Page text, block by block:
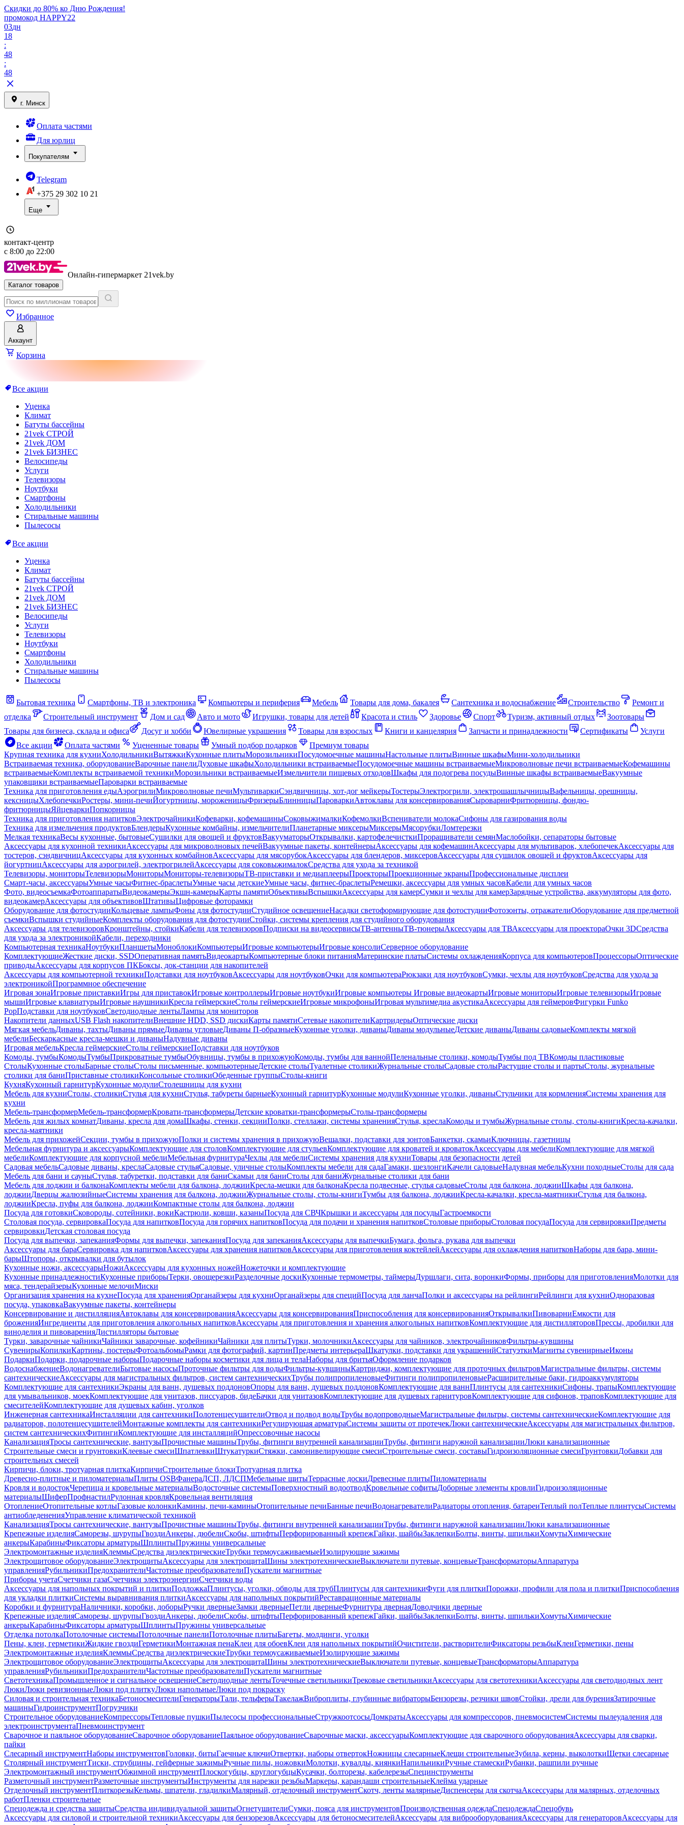
Скидки до 80% ко Дню Рождения!
промокод HAPPY22
03дн
18
:
48
:
48
г. Минск
Оплата частями
Для юрлиц
Покупателям
Telegram
+375 29 302 10 21
Еще
контакт-центр
с 8:00 до 22:00
Онлайн-гипермаркет 21vek.by
Каталог товаров
Избранное
Аккаунт
Корзина
Все акции
Уценка
Климат
Батуты бассейны
21vek СТРОЙ
21vek ДОМ
21vek БИЗНЕС
Велосипеды
Услуги
Телевизоры
Ноутбуки
Смартфоны
Холодильники
Стиральные машины
Пылесосы
Все акции
Уценка
Климат
Батуты бассейны
21vek СТРОЙ
21vek ДОМ
21vek БИЗНЕС
Велосипеды
Услуги
Телевизоры
Ноутбуки
Смартфоны
Холодильники
Стиральные машины
Пылесосы
Бытовая техника Смартфоны, ТВ и электроника Компьютеры и периферия Мебель Товары для дома, бакалея Сантехника и водоснабжение Строительство
Ремонт и
отделка
Строительный инструмент Дом и сад Авто и мото Игрушки, товары для детей Красота и стиль Здоровье Спорт Туризм, активный отдых
Зоотовары
Товары для бизнеса, склада и офиса
Досуг и хобби Ювелирные украшения Товары для взрослых Книги и канцелярия Запчасти и принадлежности Сертификаты
Услуги
Все акции
Оплата частями Уцененные товары Умный подбор подарков
Премиум товары
Крупная техника для кухниХолодильникиВытяжкиКухонные плитыМорозильникиПосудомоечные машиныНастольные плитыВинные шкафыМини-холодильники
Встраиваемая техника, оборудованиеВарочные панелиДуховые шкафыХолодильники встраиваемыеПосудомоечные машины встраиваемыеМикроволновые печи встраиваемыеКофемашины
встраиваемыеКомплекты встраиваемой техникиМорозильники встраиваемыеИзмельчители пищевых отходовШкафы для подогрева посудыВинные шкафы встраиваемыеВакуумные
упаковщики встраиваемыеПароварки встраиваемые
Техника для приготовления едыАэрогрилиМикроволновые печиМультиваркиСэндвичницы, хот-дог мейкерыТостерыЭлектрогрили, электрошашлычницыВафельницы, орешницы,
кексницыХлебопечкиРостеры, мини-печиЙогуртницы, мороженицыФризерыБлинницыПароваркиАвтоклавы для консервированияСыроварниФритюрницы, фондю-
фритюрницыЯйцеваркиПопкорницы
Техника для приготовления напитковЭлектрочайникиКофеварки, кофемашиныСоковыжималкиКофемолкиВспениватели молокаСифоны для газирования воды
Техника для измельчения продуктовБлендерыКухонные комбайны, измельчителиПланетарные миксерыМиксерыМясорубкиЛомтерезки
Мелкая техникаВесы кухонные, бытовыеСушилки для овощей и фруктовВакууматорыОткрывалки, картофелечисткиПроращиватели семянМаслобойки, сепараторы бытовые
Аксессуары для кухонной техникиАксессуары для микроволновых печейВакуумные пакеты, контейнерыАксессуары для кофемашинАксессуары для мультиварок, хлебопечекАксессуары для
тостеров, сэндвичницАксессуары для кухонных комбайновАксессуары для мясорубокАксессуары для блендеров, миксеровАксессуары для сушилок овощей и фруктовАксессуары для
йогуртницАксессуары для аэрогрилей, электрогрилейАксессуары для соковыжималокСредства для ухода за техникой
Телевизоры, мониторыТелевизорыМониторыМониторы-телевизорыТВ-приставки и медиаплеерыПроекторыПроекционные экраныПрофессиональные дисплеи
Смарт-часы, аксессуарыУмные часыФитнес-браслетыУмные часы детскиеУмные часы, фитнес-браслетыРемешки, аксессуары для умных часовКабели для умных часов
Фото, видеосъемкаФотоаппаратыВидеокамерыЭкшн-камерыКарты памятиОбъективыВспышкиАксессуары для камерСумки и чехлы для камерЗарядные устройства, аккумуляторы для фото,
видеокамерАксессуары для объективовШтативыЦифровые фоторамки
Оборудование для фотостудииКольцевые лампыФоны для фотостудииСтудийное освещениеНасадки светоформирующие для фотостудииФотозонты, отражателиОборудование для предметной
съемкиВспышки студийныеКомплекты оборудования для фотостудииСтойки, системы крепления для студийного оборудования
Аксессуары для телевизоровКронштейны, стойкиКабели для телевизоровПодписки на видеосервисыТВ-антенныТВ-тюнерыАксессуары для ТВАксессуары для проектораОчки 3DСредства
для ухода за электроникойКабели, переходники
Компьютерная техникаНоутбукиПланшетыМоноблокиКомпьютерыИгровые компьютерыИгровые консолиСерверное оборудование
КомплектующиеЖесткие диски, SSDОперативная памятьВидеокартыКомпьютерные блоки питанияМатеринские платыСистемы охлажденияКорпуса для компьютеровПроцессорыОптические
приводыАксессуары для корпусов ПКБоксы, док-станции для накопителей
Аксессуары для компьютерной техникиПодставки для ноутбуковАксессуары для ноутбуковОчки для компьютераРюкзаки для ноутбуковСумки, чехлы для ноутбуковСредства для ухода за
электроникойПрограммное обеспечение
Игровая зонаИгровые приставкиИгры для приставокИгровые контроллерыИгровые ноутбукиИгровые компьютеры Игровые видеокартыИгровые мониторыИгровые телевизорыИгровые
мышиИгровые клавиатурыИгровые наушникиКресла геймерскиеСтолы геймерскиеИгровые микрофоныИгровая мультимедиа акустикаАксессуары для геймеровФигурки Funko
PopПодставки для ноутбуковСветодиодные лентыЛампы для мониторов
Накопители данныхUSB Flash накопителиВнешние HDD, SSD дискиКарты памятиСетевые накопителиКартридерыОптические диски
Мягкая мебельДиваны, тахтыДиваны прямыеДиваны угловыеДиваны П-образныеКухонные уголки, диваныДиваны модульныеДетские диваныДиваны садовыеКомплекты мягкой
мебелиБескаркасные кресла-мешки и диваныНадувные диваны
Игровая мебельКресла геймерскиеСтолы геймерскиеПодставки для ноутбуков
Комоды, тумбыКомодыТумбыПрикроватные тумбыОбувницы, тумбы в прихожуюКомоды, тумбы для ваннойПеленальные столики, комодыТумбы под ТВКомоды пластиковые
СтолыКухонные столыБарные столыСтолы письменные, компьютерныеДетские столыТуалетные столикиЖурнальные столыСадовые столыРастущие столы и партыСтолы, журнальные
столики для баниПриставные столикиКонсольные столикиОбеденные группыСтолы-книги
КухняКухонный гарнитурКухонные модулиСтолешницы для кухни
Мебель для кухниСтолы, столикиСтулья для кухниСтулья, табуреты барныеКухонный гарнитурКухонные модулиКухонные уголки, диваныСтульчики для кормленияСистемы хранения для
кухни
Мебель-трансформерМебель-трансформерКровати-трансформерыДетские кроватки-трансформерыСтолы-трансформеры
Мебель для жилых комнатДиваны, кресла для домаШкафы, стенки, секцииПолки, стеллажи, системы храненияСтулья, креслаКомоды и тумбыЖурнальные столы, столы-книгиКресла-качалки,
кресла-маятники
Мебель для прихожейСекции, тумбы в прихожуюПолки и системы хранения в прихожуюВешалки, подставки для зонтовБанкетки, скамьиКлючницы, газетницы
Мебельная фурнитура и аксессуарыКомплектующие для столовКомплектующие для стульевКомплектующие для кроватей и кроватокАксессуары для мебелиКомплектующие для мягкой
мебелиКомплектующие для корпусной мебелиМебельная фурнитураЧехлы для мебелиСистемы хранения для кухниТовары для безопасности детей
Садовая мебельСадовые диваны, креслаСадовые стульяСадовые, уличные столыКомплекты мебели для садаГамаки, шезлонгиКачели садовыеНадувная мебельКухни походныеСтолы для сада
Мебель для бани и сауныСтулья, табуретки, подставки для баниСкамьи для баниСтолы для баниЖурнальные столики для бани
Мебель для лоджии и балконаКомплекты мебели для балкона, лоджииКресла-мешки для балконаКресла подвесные, стулья садовыеСтолы для балкона, лоджииШкафы для балкона,
лоджииДверцы жалюзийныеСистемы хранения для балкона, лоджииЖурнальные столы, столы-книгиТумбы для балкона, лоджииКресла-качалки, кресла-маятникиСтулья для балкона,
лоджииКресла, пуфы для балкона, лоджииКомпактные столы для балкона, лоджии
Посуда для готовкиСковороды, сотейники, вокиКастрюли, ковши, казаныПосуда для СВЧКрышки и аксессуары для посудыГастроемкости
Столовая посуда, сервировкаПосуда для напитковПосуда для горячих напитковПосуда для подачи и хранения напитковСтоловые приборыСтоловая посудаПосуда для сервировкиПредметы
сервировкиДетская столовая посуда
Посуда для выпечки, запеканияФормы для выпечки, запеканияПосуда для запеканияАксессуары для выпечкиБумага, фольга, рукава для выпечки
Аксессуары для бараСервировка для напитковАксессуары для хранения напитковАксессуары для приготовления коктейлейАксессуары для охлаждения напитковНаборы для бара, мини-
барыШтопоры, открывалки для бутылок
Кухонные ножи, аксессуарыНожиАксессуары для кухонных ножейНожеточки и комплектующие
Кухонные принадлежностиКухонные приборыТерки, овощерезкиРазделочные доскиКухонные термометры, таймерыДуршлаги, сита, воронкиФормы, приборы для приготовленияМолотки для
мяса, тендерайзерыКухонные мелочиМиски
Организация хранения на кухнеПосуда для храненияОрганайзеры для кухниОрганайзеры для специйПосуда для ланчаПолки и аксессуары на рейлингиРейлинги для кухниОдноразовая
посуда, упаковкаВакуумные пакеты, контейнеры
Консервирование и дистилляцияАвтоклавы для консервированияАксессуары для консервированияПриспособления для консервированияОткрывалкиПивоварниЕмкости для
броженияИнгредиенты для приготовления алкогольных напитковАксессуары для приготовления и хранения алкогольных напитковКомплектующие для дистилляторовПрессы, дробилки для
виноделия и пивоваренияДистилляторы бытовые
Турки, заварочные чайникиЧайники заварочные, кофейникиЧайники для плитыТурки, молочникиАксессуары для чайников, электрочайниковФильтры-кувшины
СувенирыКопилкиКартины, постерыФотоальбомыРамки для фотографий, картинПредметы интерьераШкатулки, подставки для украшенийСтатуэткиМагниты сувенирныеИконы
ПодаркиПодарки, подарочные наборыПодарочные наборы косметики для лица и телаНаборы для бритьяОформление подарков
ВодоснабжениеВодонагревателиБытовые насосыПроточные фильтры для водыФильтры-кувшиныКартриджи, комплектующие для проточных фильтровМагистральные фильтры, системы
сантехническиеАксессуары для магистральных фильтров, систем сантехническихТрубы полипропиленовыеФитинги полипропиленовыеРасширительные баки, гидроаккумуляторы
Комплектующие для сантехникиЭкраны для ванн, душевых поддоновОпоры для ванн, душевых поддоновКомплектующие для ваннПлинтусы для сантехникиСифоны, трапыКомплектующие
для умывальников, моекКомплектующие для унитазов, писсуаров, бидеБачки для унитазовКомплектующие для душевых гарнитуровКомплектующие для сифонов, траповКомплектующие для
смесителейКомплектующие для душевых кабин, уголков
Инженерная сантехникаИнсталляции для сантехникиПолотенцесушителиОтвод и подвод водыТрубы водопроводныеМагистральные фильтры, системы сантехническиеКомплектующие для
радиаторов, полотенцесушителейМонтажные комплекты для сантехникиРегулирующая арматураСистемы защиты от протечекЛюки сантехническиеАксессуары для магистральных фильтров,
систем сантехническихФитингиКомплектующие для инсталляцийОпрессовочные насосы
КанализацияТросы сантехнические, вантузыПрочистные машиныТрубы, фитинги внутренней канализацииТрубы, фитинги наружной канализацииЛюки канализационные
Строительные смеси и грунтовкиКлеевые смесиШпатлевкиШтукатуркиСтяжки, самонивелирующие смесиСтроительные смеси, составыГидроизоляционные смесиГрунтовкиДобавки для
строительных смесей
Кирпичи, блоки, тротуарная плиткаКирпичиСтроительные блокиТротуарная плитка
Древесно-плитные и пиломатериалыПлиты OSBФанераДСП, ЛДСПМебельные щитыТеррасные доскиДревесные плитыПиломатериалы
Кровля и водостокЧерепица и кровельные материалыВодосточные системыПоверхностный водоотводКровельные софитыДоборные элементы кровлиГидроизоляционные
материалыШиферПрофнастилРулонная кровляКровельная вентиляция
ОтоплениеОтопительные котлыГазовые колонкиКамины, печи-каминыОтопительные печиБанные печиВодонагревателиРадиаторы отопления, батареиТеплый полТеплые плинтусыСистемы
антиобледененияУправление климатической техникой
КанализацияТросы сантехнические, вантузыПрочистные машиныТрубы, фитинги внутренней канализацииТрубы, фитинги наружной канализацииЛюки канализационные
Крепежные изделияСаморезы, шурупыГвоздиАнкеры, дюбелиСкобы, штифтыПерфорированный крепежГайки, шайбыЗаклепкиБолты, винты, шпилькиХомутыХимические
анкерыКарабиныФиксаторы арматурыШплинтыПружины универсальные
Электромонтажные изделияКлеммыСредства диэлектрическиеТрубки термоусаживаемыеИзолирующие зажимы
Электрощитовое оборудованиеЭлектрощитыАксессуары для электрощитаШины электротехническиеВыключатели путевые, концевыеТрансформаторыАппаратура
управленияРубильникиПредохранителиЧастотные преобразователиПускатели магнитные
Приборы учетаСчетчики газаСчетчики электроэнергииСчетчики воды
Аксессуары для напольных покрытий и плиткиПодложкаПлинтусы, уголки, обводы для трубПлинтусы для сантехникиФуги для плиткиПорожки, профили для пола и плиткиПриспособления
для укладки плиткиСистемы выравнивания плиткиАксессуары для напольных покрытийРеставрационные материалы
Коробки и фурнитураНаличники, коробки, доборыРучки дверныеЗамки дверныеПетли дверныеФурнитура двернаяДоводчики дверные
Крепежные изделияСаморезы, шурупыГвоздиАнкеры, дюбелиСкобы, штифтыПерфорированный крепежГайки, шайбыЗаклепкиБолты, винты, шпилькиХомутыХимические
анкерыКарабиныФиксаторы арматурыШплинтыПружины универсальные
Отделка потолкаПотолочные системыПотолочные панелиПотолочные плитыБагеты, молдинги, уголки
Пены, клеи, герметикиЖидкие гвоздиГерметикиМонтажная пенаКлеи для обоевКлеи для напольных покрытийОчистители, растворителиФиксаторы резьбыКлеиГерметики, пены
Электромонтажные изделияКлеммыСредства диэлектрическиеТрубки термоусаживаемыеИзолирующие зажимы
Электрощитовое оборудованиеЭлектрощитыАксессуары для электрощитаШины электротехническиеВыключатели путевые, концевыеТрансформаторыАппаратура
управленияРубильникиПредохранителиЧастотные преобразователиПускатели магнитные
СветотехникаПромышленное и сигнальное освещениеСветодиодные лентыТочечные светильникиТрековые светильникиАксессуары для светотехникиАксессуары для светодиодных лент
ЛюкиЛюки ревизионныеЛюки под плиткуЛюки напольныеЛюки под покраску
Силовая и строительная техникаБетоносмесителиГенераторыТали, тельферыТакелажВиброплиты, глубинные вибраторыБензорезы, резчики швовСтойки, дрели для буренияЗатирочные
машиныГидроинструментПогрузчики
Строительное оборудованиеКомпрессорыТепловые пушкиПылесосы профессиональныеСтружкоотсосыДомкратыАксессуары для компрессоров, пневмосистемСистемы пылеудаления для
электроинструментаПневмоинструмент
Сварочное и паяльное оборудованиеСварочное оборудованиеПаяльное оборудованиеСварочные маски, аксессуарыКомплектующие для сварочного оборудованияАксессуары для сварки,
пайки
Слесарный инструментНаборы инструментовГоловки, битыГаечные ключиОтвертки, наборы отвертокНожницы слесарныеКлещи строительныеЗубила, керны, выколоткиЩетки слесарные
Столярный инструментТиски, струбцины, гейферные зажимыРучные пилы, ножовкиМолотки, кувалды, киянкиНапильникиРучные стамескиРубанки, рашпили ручные
Электромонтажный инструментОбжимной инструментПлоскогубцы, круглогубцыКусачки, болторезы, кабелерезыСпецинструменты
Разметочный инструментРазметочные инструментыИнструменты для нарезки резьбыМаркеры, карандаши строительныеКлейма ударные
Отделочный инструментПлиткорезыКельмы, шпатели, гладилкиМалярный, отделочный инструментСкотч, ленты малярныеДиспенсеры для скотчаАксессуары для малярных, отделочных
работПленки строительные
Спецодежда и средства защитыСредства индивидуальной защитыОгнетушителиСумки, пояса для инструментовПроизводственная одеждаСпецодеждаСпецобувь
Аксессуары для силовой и строительной техникиАксессуары для бензорезовАксессуары для бетоносмесителейАксессуары для виброоборудованияАксессуары для генераторовАксессуары для